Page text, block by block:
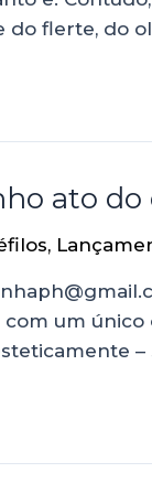
do flerte, do
ato
,
um único